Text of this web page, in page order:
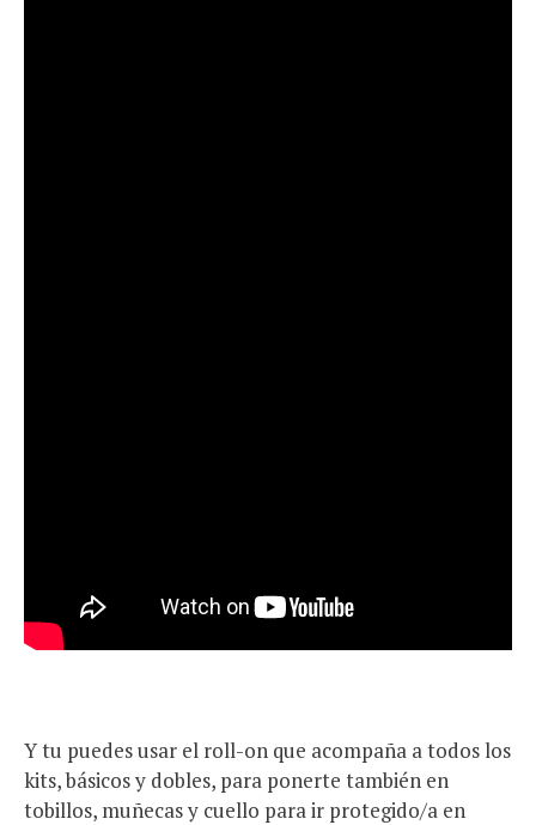
Y tu puedes usar el roll-on que acompaña a todos los
kits, básicos y dobles, para ponerte también en
tobillos, muñecas y cuello para ir protegido/a en